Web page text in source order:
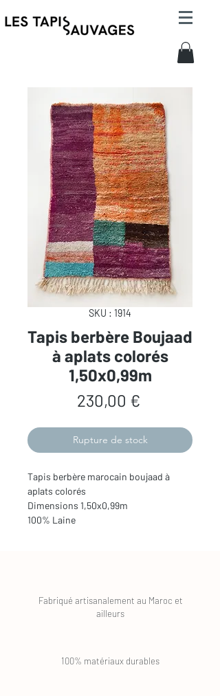
SKU : 1914
Tapis berbère Boujaad
à aplats colorés
1,50x0,99m
230,00 €Prix
Rupture de stock
Tapis berbère marocain boujaad à
aplats colorés
Dimensions 1,50x0,99m
100% Laine
Fabriqué artisanalement au Maroc et
ailleurs
100% matériaux durables